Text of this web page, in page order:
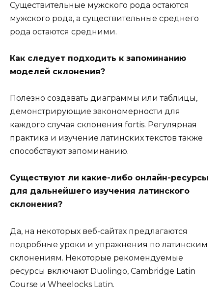
Существительные мужского рода остаются
мужского рода, а существительные среднего
рода остаются средними.
Как следует подходить к запоминанию
моделей склонения?
Полезно создавать диаграммы или таблицы,
демонстрирующие закономерности для
каждого случая склонения fortis. Регулярная
практика и изучение латинских текстов также
способствуют запоминанию.
Существуют ли какие-либо онлайн-ресурсы
для дальнейшего изучения латинского
склонения?
Да, на некоторых веб-сайтах предлагаются
подробные уроки и упражнения по латинским
склонениям. Некоторые рекомендуемые
ресурсы включают Duolingo, Cambridge Latin
Course и Wheelocks Latin.